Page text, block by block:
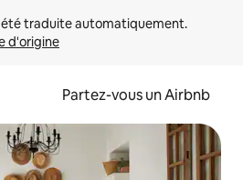
d'origine
Partez-vous un Airbnb